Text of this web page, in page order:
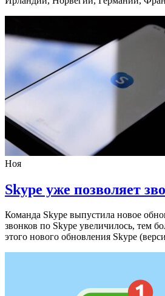
Ноя
Skype уже позволяет
Команда Skype выпустила новое
звонков по Skype увеличилось, тем
этого нового обновления Skype